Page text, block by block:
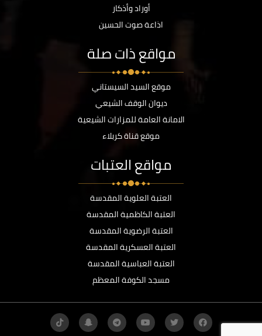
أوراد وأذكار
اذاعة صوت الحسين
مواقع ذات صلة
موقع السيد السيستاني
ديوان الوقف الشيعي
الامانة العامة للمزارات الشيعية
موقع قناة كربلاء
مواقع العتبات
العتبة العلوية المقدسة
العتبة الكاظمية المقدسة
العتبة الرضوية المقدسة
العتبة العسكرية المقدسة
العتبة العباسية المقدسة
مسجد الكوفة المعظم